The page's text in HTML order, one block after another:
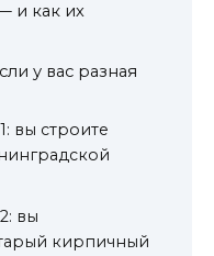
и как их
у вас разная
вы строите
вы
кирпичный